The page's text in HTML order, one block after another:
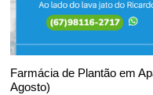
Farmácia de Plantão em
Agosto)